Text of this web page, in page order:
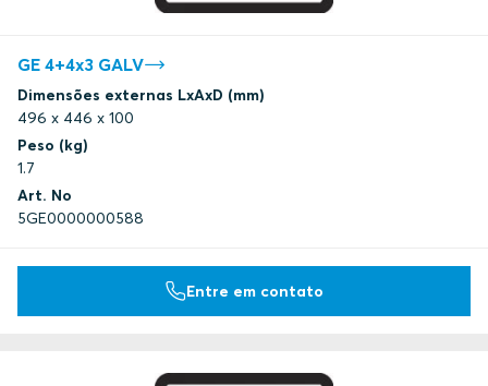
GE 4+4x3 GALV
Dimensões externas LxAxD (mm)
496 x 446 x 100
Peso (kg)
1.7
Art. No
5GE0000000588
Entre em contato